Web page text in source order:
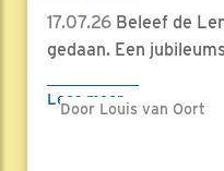
17.07.26 Beleef de
gedaan. Een
Lees meer
Door Louis van Oort